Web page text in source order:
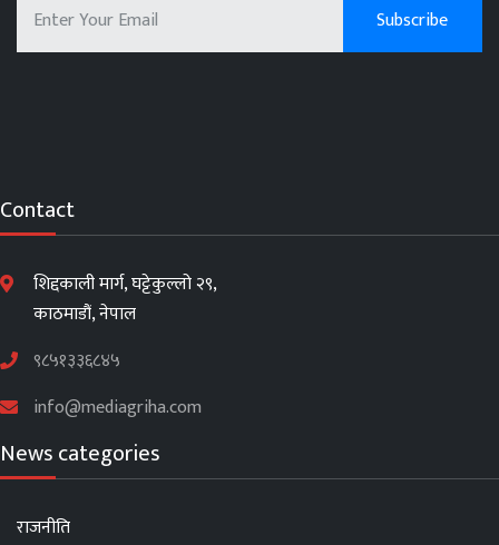
Contact
शिद्दकाली मार्ग, घट्टेकुल्लो २९,
काठमाडौं, नेपाल
९८५१३३६८४५
info@mediagriha.com
News categories
राजनीति